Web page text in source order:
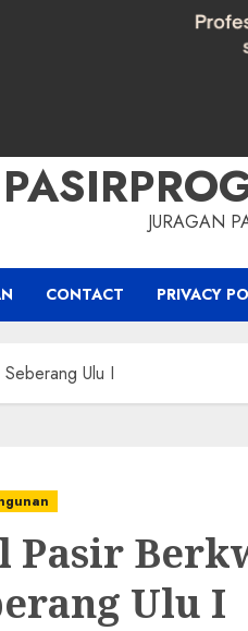
JURAGAN
CONTACT PRIVACY
Ulu I
Pasir
Ulu I